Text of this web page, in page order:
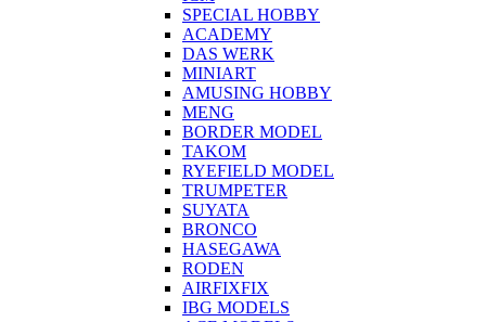
SPECIAL HOBBY
ACADEMY
DAS WERK
MINIART
AMUSING HOBBY
MENG
BORDER MODEL
TAKOM
RYEFIELD MODEL
TRUMPETER
SUYATA
BRONCO
HASEGAWA
RODEN
AIRFIXFIX
IBG MODELS